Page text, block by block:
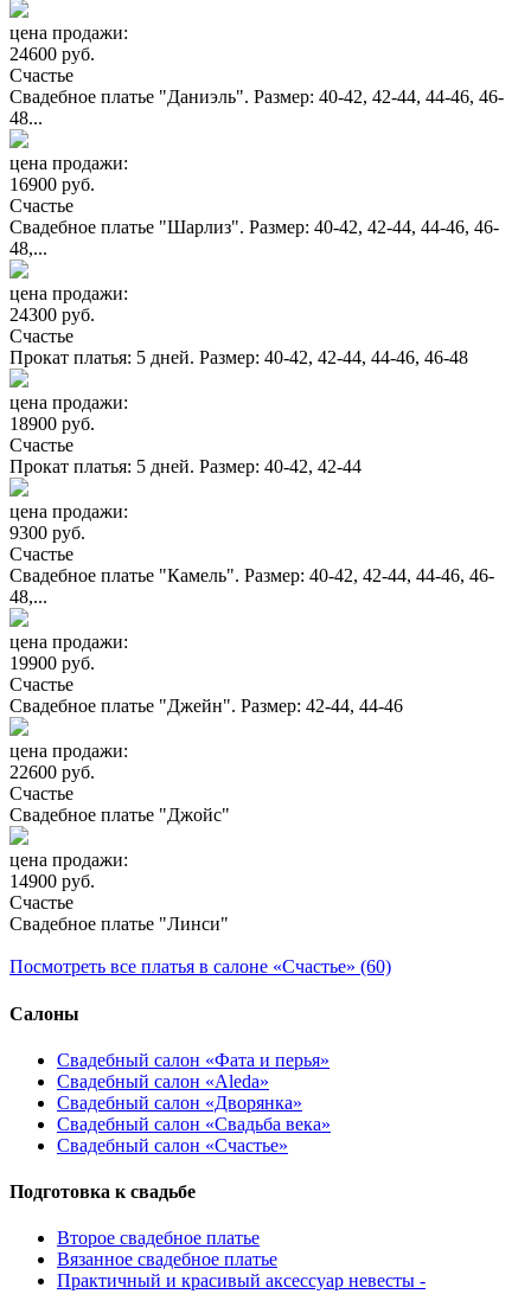
цена продажи:
24600 руб.
Счастье
Свадебное платье "Даниэль". Размер: 40-42, 42-44, 44-46, 46-
48...
цена продажи:
16900 руб.
Счастье
Свадебное платье "Шарлиз". Размер: 40-42, 42-44, 44-46, 46-
48,...
цена продажи:
24300 руб.
Счастье
Прокат платья: 5 дней. Размер: 40-42, 42-44, 44-46, 46-48
цена продажи:
18900 руб.
Счастье
Прокат платья: 5 дней. Размер: 40-42, 42-44
цена продажи:
9300 руб.
Счастье
Свадебное платье "Камель". Размер: 40-42, 42-44, 44-46, 46-
48,...
цена продажи:
19900 руб.
Счастье
Свадебное платье "Джейн". Размер: 42-44, 44-46
цена продажи:
22600 руб.
Счастье
Свадебное платье "Джойс"
цена продажи:
14900 руб.
Счастье
Свадебное платье "Линси"
Посмотреть все платья в салоне «Счастье» (60)
Салоны
Свадебный салон «Фата и перья»
Свадебный салон «Aleda»
Свадебный салон «Дворянка»
Свадебный салон «Свадьба века»
Свадебный салон «Счастье»
Подготовка к свадьбе
Второе свадебное платье
Вязанное свадебное платье
Практичный и красивый аксессуар невесты -